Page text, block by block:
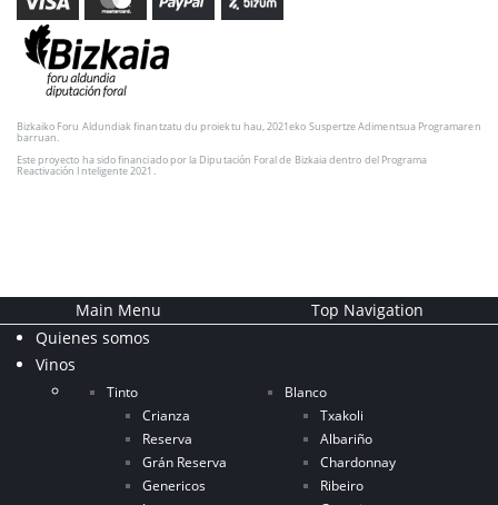
Bizkaiko Foru Aldundiak finantzatu du proiektu hau, 2021eko Suspertze Adimentsua Programaren
barruan.
Este proyecto ha sido financiado por la Diputación Foral de Bizkaia dentro del Programa
Reactivación Inteligente 2021.
Main Menu
Top Navigation
Quienes somos
Vinos
Tinto
Crianza
Reserva
Grán Reserva
Genericos
Blanco
Txakoli
Albariño
Chardonnay
Ribeiro